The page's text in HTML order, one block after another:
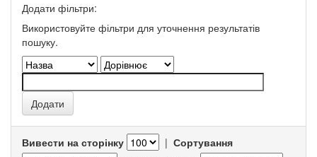
Додати фільтри:
Використовуйте фільтри для уточнення результатів
пошуку.
Вивести на сторінку | Сортування